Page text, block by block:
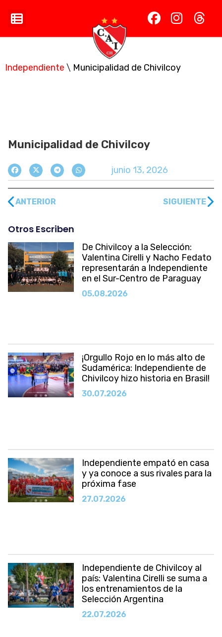
Independiente \ Municipalidad de Chivilcoy
Municipalidad de Chivilcoy
junio 13, 2026
ANTERIOR SIGUIENTE
Otros Escriben
De Chivilcoy a la Selección:
Valentina Cirelli y Nacho Fedato
representarán a Independiente
en el Sur-Centro de Paraguay
05.08.2026
¡Orgullo Rojo en lo más alto de
Sudamérica: Independiente de
Chivilcoy hizo historia en Brasil!
30.07.2026
Independiente empató en casa
y ya conoce a sus rivales para la
próxima fase
27.07.2026
​Independiente de Chivilcoy al
país: Valentina Cirelli se suma a
los entrenamientos de la
Selección Argentina
22.07.2026